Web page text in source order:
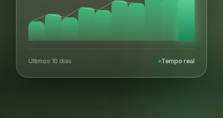
Últimos 10 dias Tempo real